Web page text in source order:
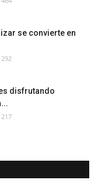
se convierte en
292
disfrutando
217